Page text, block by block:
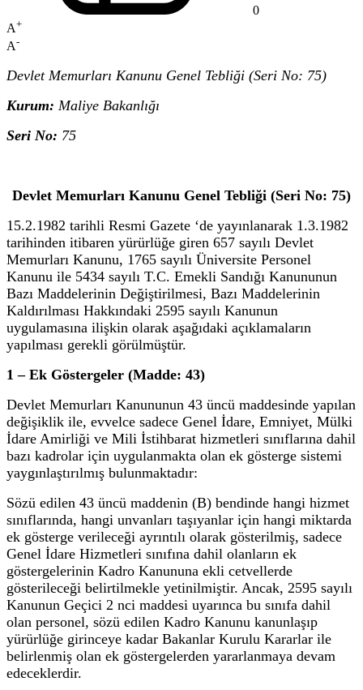
0
A+
A-
Devlet Memurları Kanunu Genel Tebliği (Seri No: 75)
Kurum: Maliye Bakanlığı
Seri No: 75
Devlet Memurları Kanunu Genel Tebliği (Seri No: 75)
15.2.1982 tarihli Resmi Gazete ‘de yayınlanarak 1.3.1982
tarihinden itibaren yürürlüğe giren 657 sayılı Devlet
Memurları Kanunu, 1765 sayılı Üniversite Personel
Kanunu ile 5434 sayılı T.C. Emekli Sandığı Kanununun
Bazı Maddelerinin Değiştirilmesi, Bazı Maddelerinin
Kaldırılması Hakkındaki 2595 sayılı Kanunun
uygulamasına ilişkin olarak aşağıdaki açıklamaların
yapılması gerekli görülmüştür.
1 – Ek Göstergeler (Madde: 43)
Devlet Memurları Kanununun 43 üncü maddesinde yapılan
değişiklik ile, evvelce sadece Genel İdare, Emniyet, Mülki
İdare Amirliği ve Mili İstihbarat hizmetleri sınıflarına dahil
bazı kadrolar için uygulanmakta olan ek gösterge sistemi
yaygınlaştırılmış bulunmaktadır:
Sözü edilen 43 üncü maddenin (B) bendinde hangi hizmet
sınıflarında, hangi unvanları taşıyanlar için hangi miktarda
ek gösterge verileceği ayrıntılı olarak gösterilmiş, sadece
Genel İdare Hizmetleri sınıfına dahil olanların ek
göstergelerinin Kadro Kanununa ekli cetvellerde
gösterileceği belirtilmekle yetinilmiştir. Ancak, 2595 sayılı
Kanunun Geçici 2 nci maddesi uyarınca bu sınıfa dahil
olan personel, sözü edilen Kadro Kanunu kanunlaşıp
yürürlüğe girinceye kadar Bakanlar Kurulu Kararlar ile
belirlenmiş olan ek göstergelerden yararlanmaya devam
edeceklerdir.